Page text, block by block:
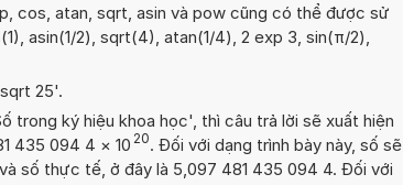
cos, atan, sqrt, asin và pow cũng có thể được sử
asin(1/2), sqrt(4), atan(1/4), 2 exp 3, sin(π/2),
25'.
trong ký hiệu khoa học', thì câu trả lời sẽ xuất hiện
435 094 4 × 10 20. Đối với dạng trình bày này, số sẽ
số thực tế, ở đây là 5,097 481 435 094 4. Đối với